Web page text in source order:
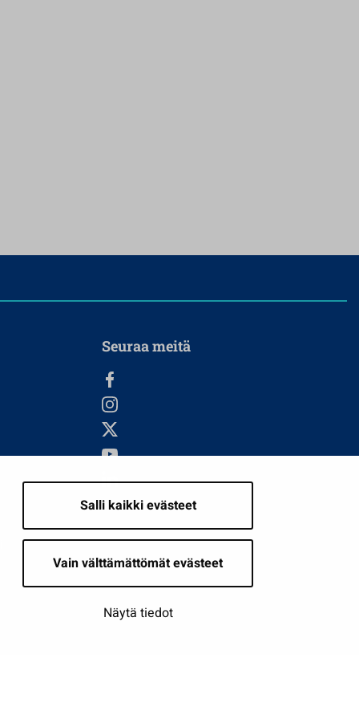
Salli kaikki evästeet
Vain välttämättömät evästeet
Näytä tiedot
Seuraa meitä